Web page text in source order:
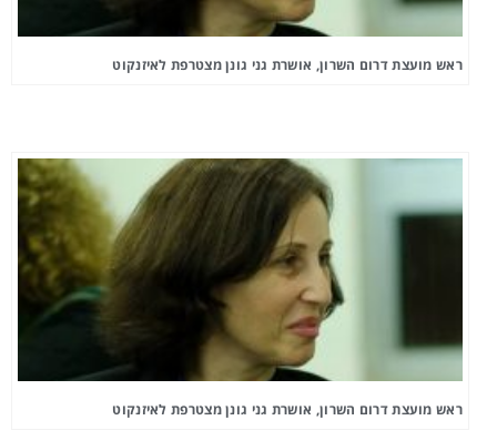
ראש מועצת דרום השרון, אושרת גני גונן מצטרפת לאיזנקוט
ראש מועצת דרום השרון, אושרת גני גונן מצטרפת לאיזנקוט